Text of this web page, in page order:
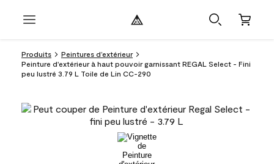
Produits
Peintures d’extérieur
Peinture d'extérieur à haut pouvoir garnissant REGAL Select - Fini
peu lustré 3.79 L Toile de Lin CC-290